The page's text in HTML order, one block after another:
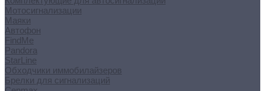
Мотосигнализации
Маяки
Автофон
FindMe
Pandora
StarLine
Обходчики иммобилайзеров
Брелки для сигнализаций